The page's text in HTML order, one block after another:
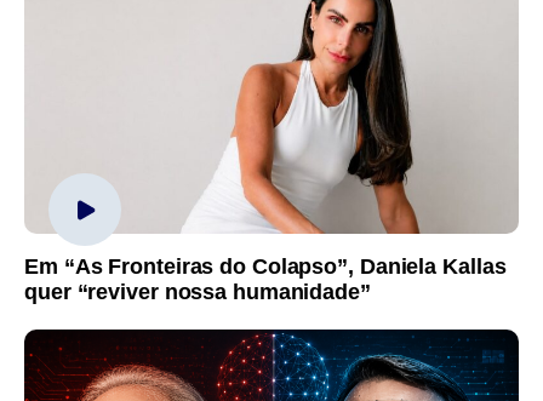
Em “As Fronteiras do Colapso”, Daniela Kallas
quer “reviver nossa humanidade”